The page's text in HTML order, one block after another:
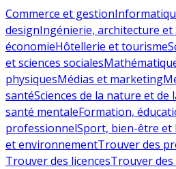
Commerce et gestion
designIngénierie, architecture et
économieHôtellerie et tourisme
et sciences sociales
physiquesMédias et marketing
santéSciences de la nature et de
santé mentaleFormation,
professionnelSport, bien-être et
et environnementTrouver des
Trouver des licencesTrouver